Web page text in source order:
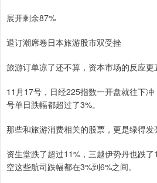
展开剩余87%
退订潮席卷日本旅游股市双受挫
旅游订单凉了还不算，资本市场的反应更
11月17号，日经225指数一开盘就往下
号单日跌幅都超过了3%。
那些和旅游消费相关的股票，更是绿得发
资生堂跌了超过11%，三越伊势丹也跌
空这些航司跌幅都在3%到6%之间。